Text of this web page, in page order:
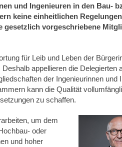
und Ingenieuren in den Bau-
keine einheitlichen
gesetzlich vorgeschriebene
für Leib und Leben der
appellieren die Delegierten
der Ingenieurinnen und
kann die Qualität
zu schaffen.
um dem
oder
und hoher